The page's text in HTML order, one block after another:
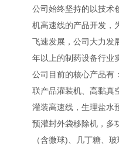
公司始终坚持的以技术
机高速线的产品开发，
飞速发展，公司大力发
年以上的制药设备行业
公司目前的核心产品有
联产品灌装机、高黏真
灌装高速线，生理盐水
预灌封外袋移除机，多
（含微球)、几丁糖、